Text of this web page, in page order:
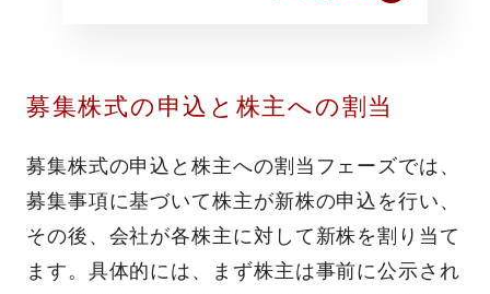
募集株式の申込と株主への割当
募集株式の申込と株主への割当フェーズでは、
募集事項に基づいて株主が新株の申込を行い、
その後、会社が各株主に対して新株を割り当て
ます。具体的には、まず株主は事前に公示され